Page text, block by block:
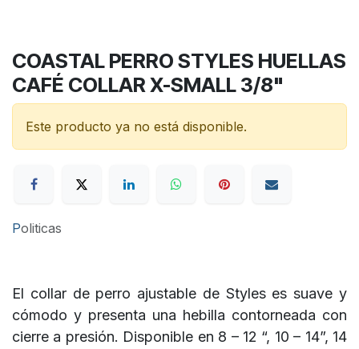
COASTAL PERRO STYLES HUELLAS
CAFÉ COLLAR X-SMALL 3/8"
Este producto ya no está disponible.
Politicas
El collar de perro ajustable de Styles es suave y
cómodo y presenta una hebilla contorneada con
cierre a presión. Disponible en 8 – 12 “, 10 – 14”, 14